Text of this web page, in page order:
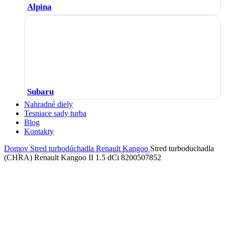
Alpina
Subaru
Nahradné diely
Tesniace sady turba
Blog
Kontakty
Domov Stred turbodúchadla Renault Kangoo Stred turboduchadla
(CHRA) Renault Kangoo II 1.5 dCi 8200507852